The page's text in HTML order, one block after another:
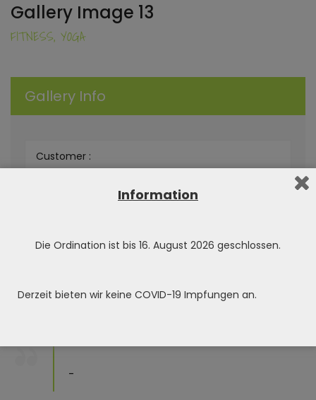
Gallery Image 13
FITNESS, YOGA
Gallery Info
Customer :
Skill :
-
Information
Die Ordination ist bis 16. August 2026 geschlossen.
Derzeit bieten wir keine COVID-19 Impfungen an.